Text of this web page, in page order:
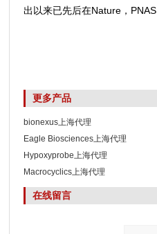
出以来已先后在Nature，
更多产品
bionexus上海代理
Eagle Biosciences上海代理
Hypoxyprobe上海代理
Macrocyclics上海代理
在线留言